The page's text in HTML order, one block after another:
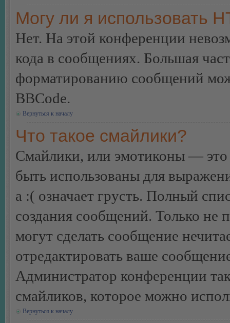
Могу ли я использовать
Нет. На этой конференции
кода в сообщениях. Большая
форматированию сообщений
BBCode.
Вернуться к началу
Что такое смайлики?
Смайлики, или эмотиконы — это
быть использованы для
а :( означает грусть. Полный
создания сообщений. Только не
могут сделать сообщение
отредактировать ваше
Администратор конференции
смайликов, которое можно
Вернуться к началу